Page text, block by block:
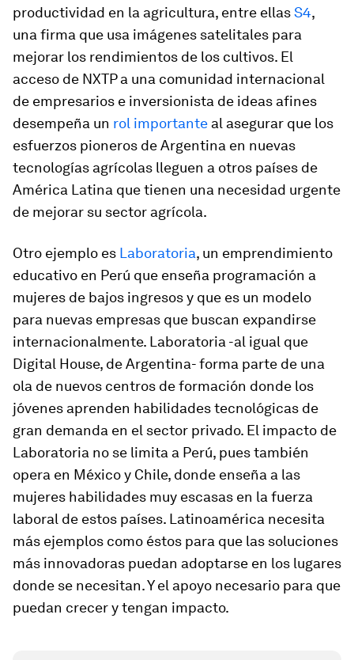
productividad en la agricultura, entre ellasS4,
una firma que usa imágenes satelitales para
mejorar los rendimientos de los cultivos. El
acceso de NXTP a una comunidad internacional
de empresarios e inversionista de ideas afines
desempeña un rol importante al asegurar que los
esfuerzos pioneros de Argentina en nuevas
tecnologías agrícolas lleguen a otros países de
América Latina que tienen una necesidad urgente
de mejorar su sector agrícola.
Otro ejemplo es Laboratoria, un emprendimiento
educativo en Perú que enseña programación a
mujeres de bajos ingresos y que es un modelo
para nuevas empresas que buscan expandirse
internacionalmente. Laboratoria -al igual que
Digital House, de Argentina- forma parte de una
ola de nuevos centros de formación donde los
jóvenes aprenden habilidades tecnológicas de
gran demanda en el sector privado. El impacto de
Laboratoria no se limita a Perú, pues también
opera en México y Chile, donde enseña a las
mujeres habilidades muy escasas en la fuerza
laboral de estos países. Latinoamérica necesita
más ejemplos como éstos para que las soluciones
más innovadoras puedan adoptarse en los lugares
donde se necesitan. Y el apoyo necesario para que
puedan crecer y tengan impacto.